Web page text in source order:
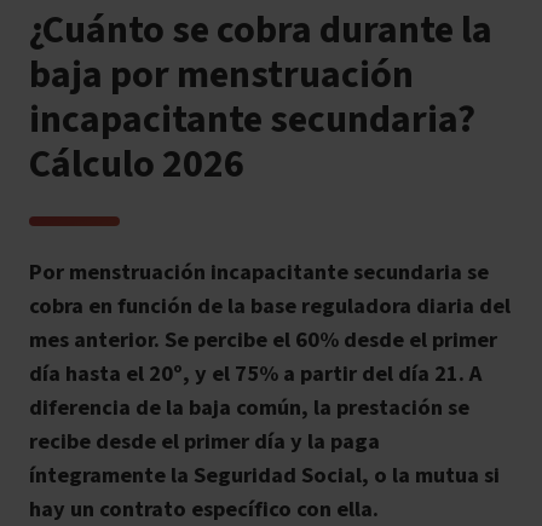
¿Cuánto se cobra durante la
baja por menstruación
incapacitante secundaria?
Cálculo 2026
Por menstruación incapacitante secundaria se
cobra en función de la base reguladora diaria del
mes anterior. Se percibe el 60% desde el primer
día hasta el 20º, y el 75% a partir del día 21. A
diferencia de la baja común, la prestación se
recibe desde el primer día y la paga
íntegramente la Seguridad Social, o la mutua si
hay un contrato específico con ella.